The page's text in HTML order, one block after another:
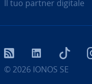
Il tuo partner digitale
© 2026 IONOS SE
RSS LinkedIn tiktok